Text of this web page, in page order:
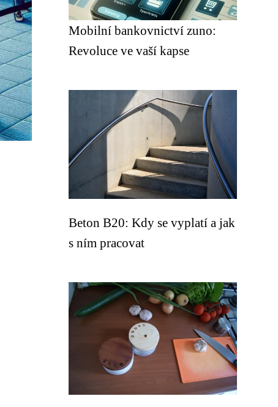
Mobilní bankovnictví zuno:
Revoluce ve vaší kapse
Beton B20: Kdy se vyplatí a jak
s ním pracovat